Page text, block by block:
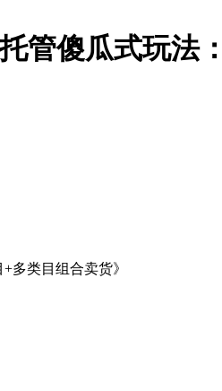
管傻瓜式玩法
多类目组合卖货》